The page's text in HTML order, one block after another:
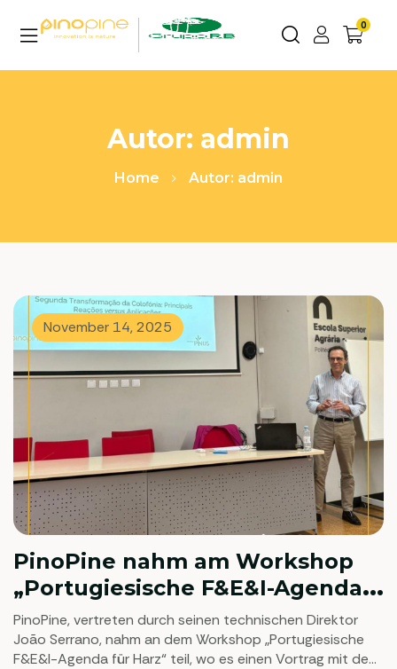
0
Autor: admin
Home Autor: admin
November 14, 2025
PinoPine nahm am Workshop
„Portugiesische F&E&I-Agenda
für Harz“ teil.
PinoPine, vertreten durch seinen technischen Direktor
João Serrano, nahm an dem Workshop „Portugiesische
F&E&I-Agenda für Harz“ teil, wo es einen Vortrag mit dem